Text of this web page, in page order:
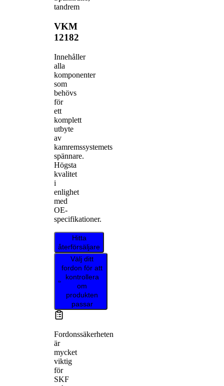
tandrem
VKM
12182
Innehåller
alla
komponenter
som
behövs
för
ett
komplett
utbyte
av
kamremssystemets
spännare.
Högsta
kvalitet
i
enlighet
med
OE-
specifikationer.
Hitta
återförsäljare
Välj ditt
fordon för att
kontrollera
om
produkten
passar
Fordonssäkerheten
är
mycket
viktig
för
SKF